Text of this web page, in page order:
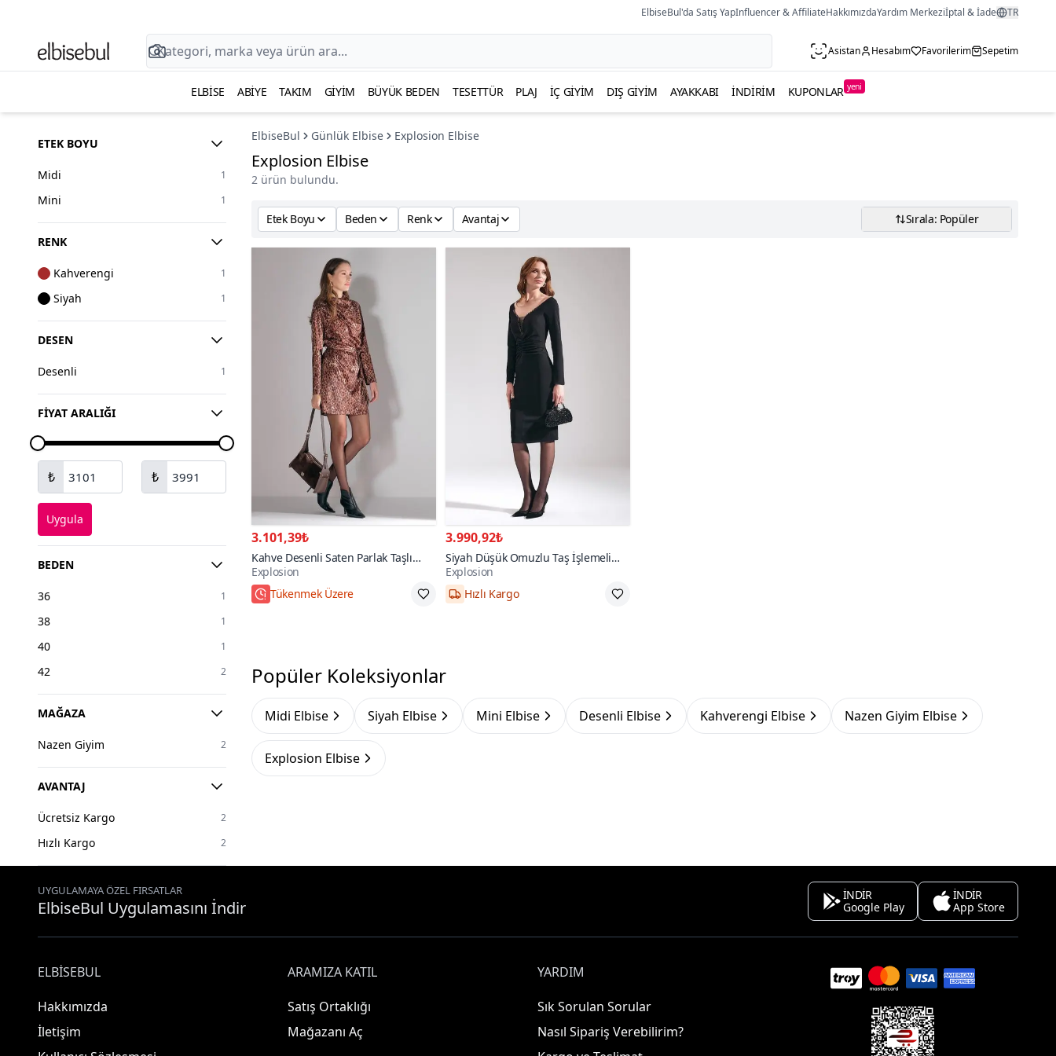
ElbiseBul'da Satış YapInfluencer & AffiliateHakkımızdaYardım Merkeziİptal & İade TR
Asistan Hesabım Favorilerim Sepetim
ELBISE ABIYE TAKIM GIYIM BÜYÜK BEDEN TESETTÜR PLAJ İÇ GIYIM DIŞ GIYIM AYAKKABI İNDIRIM KUPONLAR yeni
ETEK BOYU
Midi 1
Mini 1
RENK
Kahverengi 1
Siyah 1
DESEN
Desenli 1
FIYAT ARALIĞI
₺ ₺
Uygula
BEDEN
36 1
38 1
40 1
42 2
MAĞAZA
Nazen Giyim 2
AVANTAJ
Ücretsiz Kargo 2
Hızlı Kargo 2
ElbiseBul Günlük Elbise Explosion Elbise
Explosion Elbise
2 ürün bulundu.
Etek Boyu Beden Renk Avantaj Sırala: Popüler
3.101,39₺
Kahve Desenli Saten Parlak Taşlı
Mini Elbise
Explosion
Tükenmek Üzere
3.990,92₺
Siyah Düşük Omuzlu Taş İşlemeli
Midi Elbise
Explosion
Hızlı Kargo
Popüler Koleksiyonlar
Midi Elbise Siyah Elbise Mini Elbise Desenli Elbise Kahverengi Elbise Nazen Giyim Elbise
Explosion Elbise
UYGULAMAYA ÖZEL FIRSATLAR
ElbiseBul Uygulamasını İndir
İNDİR
Google Play
İNDİR
App Store
ELBISEBUL
Hakkımızda
İletişim
ARAMIZA KATIL
Satış Ortaklığı
Mağazanı Aç
YARDIM
Sık Sorulan Sorular
Nasıl Sipariş Verebilirim?